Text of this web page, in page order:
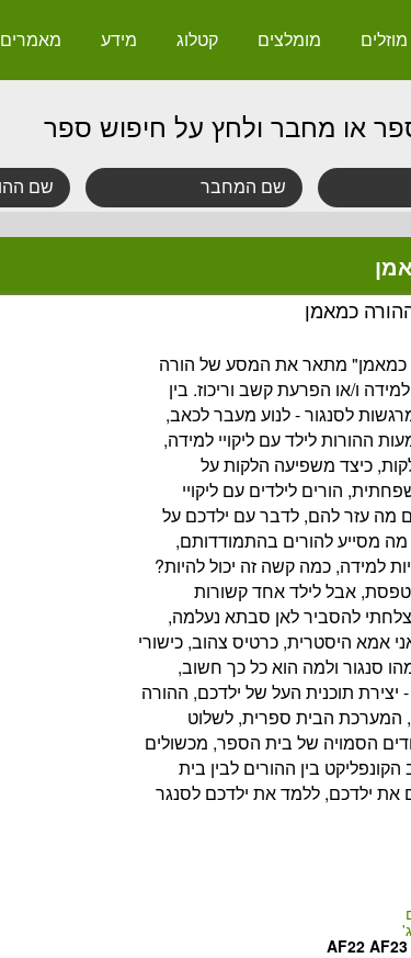
מוזלים מומלצים קטלוג מידע מאמרים
או מחבר ולחץ על חיפוש ספר
כמאמן
כמאמן" מתאר את המסע של הורה
למידה ו/או הפרעת קשב וריכוז. בין
לסנגור - לנוע מעבר לכאב,
ההורות לילד עם ליקויי למידה,
כיצד משפיעה הלקות על
הורים לילדים עם ליקויי
מה עזר להם, לדבר עם ילדכם על
מסייע להורים בהתמודדותם,
למידה, כמה קשה זה יכול להיות?
אבל לילד אחד קשורות
להסביר לאן סבתא נעלמה,
אמא היסטרית, כרטיס צהוב, כישורי
סנגור ולמה הוא כל כך חשוב,
יצירת תוכנית העל של ילדכם, ההורה
המערכת הבית ספרית, לשלוט
הסמויה של בית הספר, מכשולים
בין ההורים לבין בית
את ילדכם, ללמד את ילדכם לסנגר